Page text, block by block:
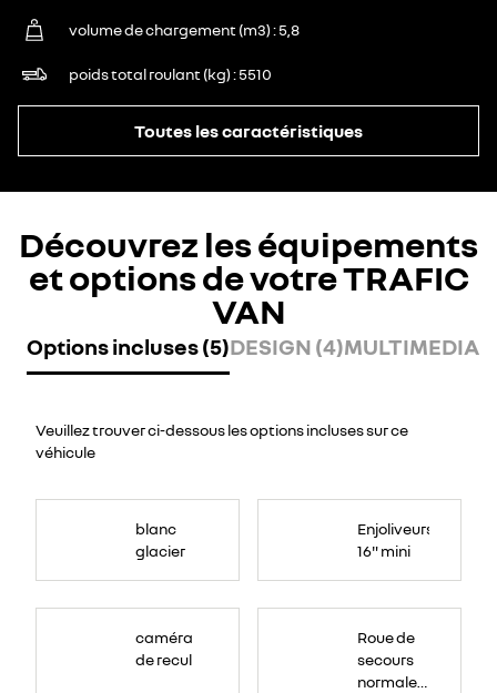
volume de chargement (m3) 5,8
poids total roulant (kg) 5510
Toutes les caractéristiques
Découvrez les équipements
et options de votre TRAFIC
VAN
Options incluses (5)DESIGN (4)MULTIMEDIA
Veuillez trouver ci-dessous les options incluses sur ce
véhicule
blanc
glacier
Enjoliveurs
16" mini
caméra
de recul
Roue de
secours
normale